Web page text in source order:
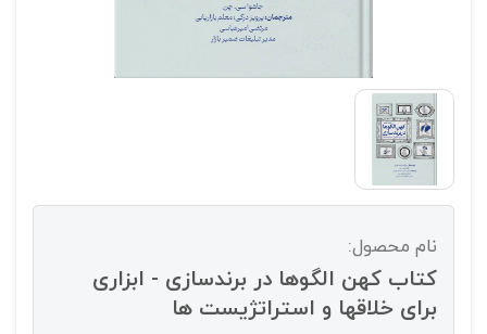
نام محصول:
کتاب کهن الگوها در برندسازی - ابزاری
برای خلاقها و استراتژیست ها